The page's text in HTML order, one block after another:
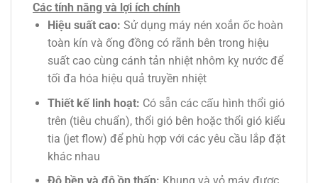
Các tính năng và lợi ích chính
Hiệu suất cao: Sử dụng máy nén xoắn ốc hoàn
toàn kín và ống đồng có rãnh bên trong hiệu
suất cao cùng cánh tản nhiệt nhôm kỵ nước để
tối đa hóa hiệu quả truyền nhiệt
Thiết kế linh hoạt: Có sẵn các cấu hình thổi gió
trên (tiêu chuẩn), thổi gió bên hoặc thổi gió kiểu
tia (jet flow) để phù hợp với các yêu cầu lắp đặt
khác nhau